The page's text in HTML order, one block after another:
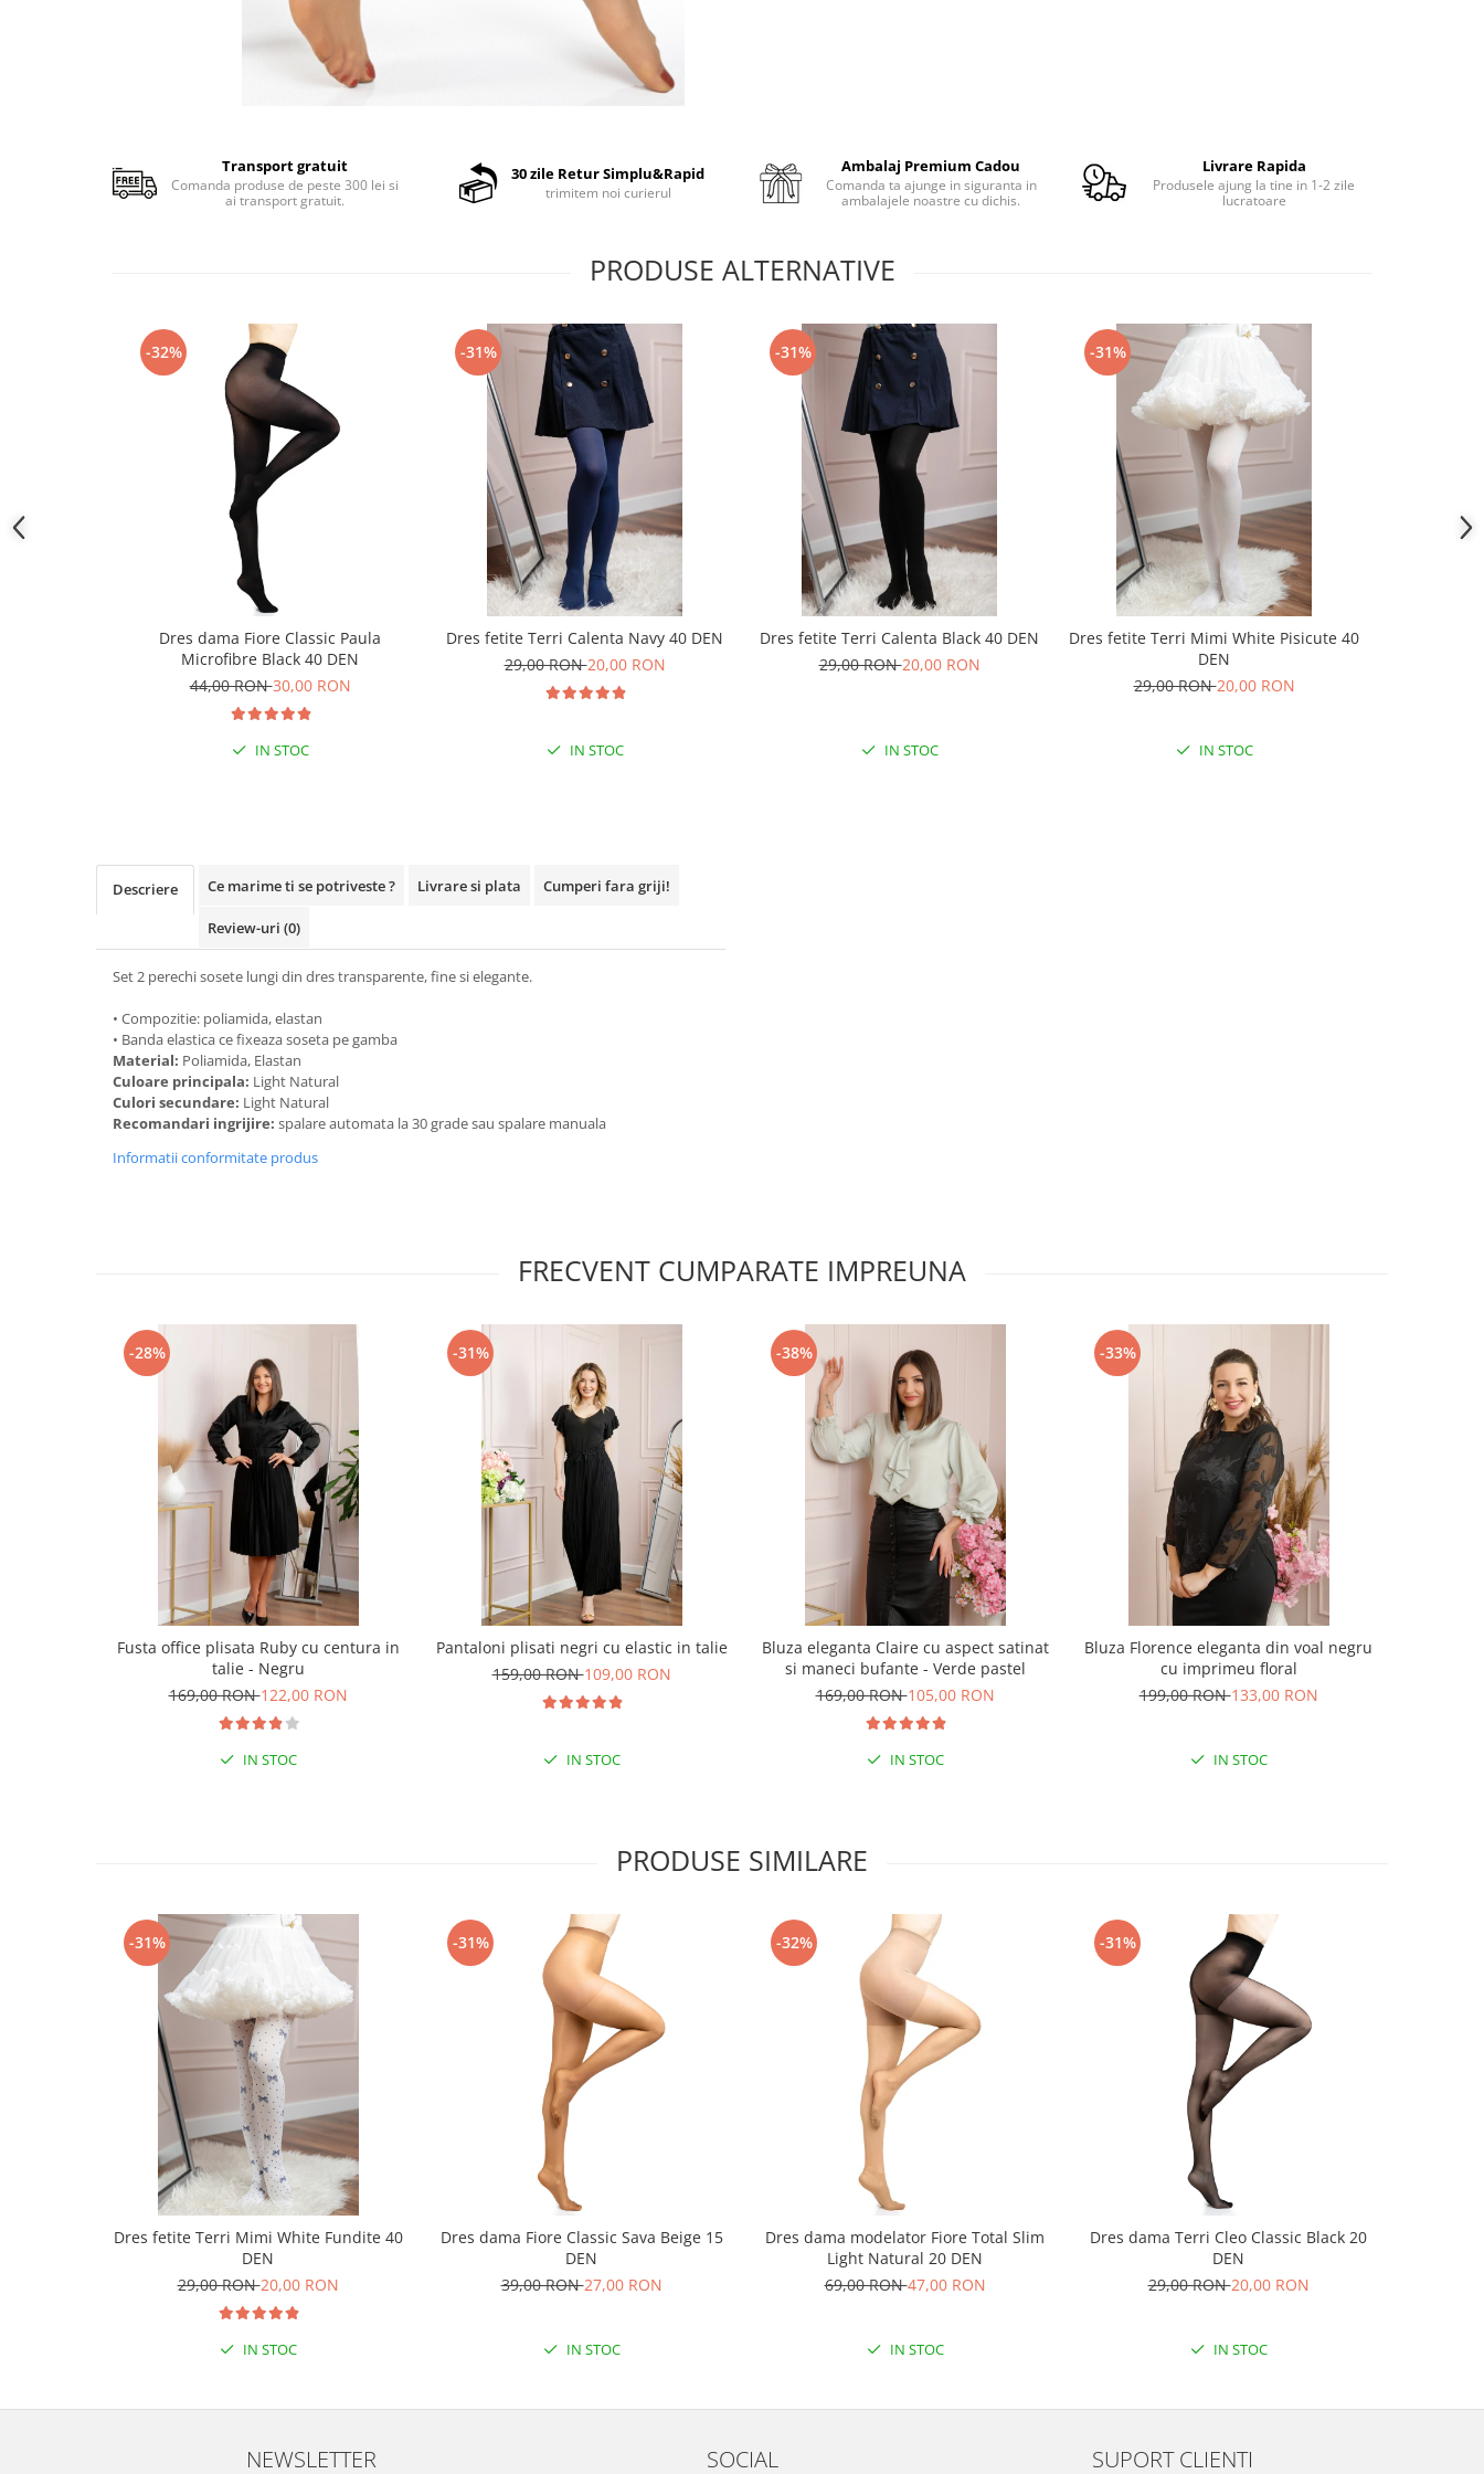
Transport gratuit
Comanda produse de peste 300 lei si
ai transport gratuit.
30 zile Retur Simplu&Rapid
trimitem noi curierul
Ambalaj Premium Cadou
Comanda ta ajunge in siguranta in
ambalajele noastre cu dichis.
Livrare Rapida
Produsele ajung la tine in 1-2 zile
lucratoare
PRODUSE ALTERNATIVE
-32%
Dres dama Fiore Classic Paula
Microfibre Black 40 DEN
44,00 RON30,00 RON
IN STOC
-31%
Dres fetite Terri Calenta Navy 40 DEN
29,00 RON20,00 RON
IN STOC
-31%
Dres fetite Terri Calenta Black 40 DEN
29,00 RON20,00 RON
IN STOC
-31%
Dres fetite Terri Mimi White Pisicute 40
DEN
29,00 RON20,00 RON
IN STOC
Descriere Ce marime ti se potriveste ? Livrare si plata Cumperi fara griji!
Review-uri (0)
Set 2 perechi sosete lungi din dres transparente, fine si elegante.
• Compozitie: poliamida, elastan
• Banda elastica ce fixeaza soseta pe gamba
Material: Poliamida, Elastan
Culoare principala: Light Natural
Culori secundare: Light Natural
Recomandari ingrijire: spalare automata la 30 grade sau spalare manuala
Informatii conformitate produs
FRECVENT CUMPARATE IMPREUNA
-28%
Fusta office plisata Ruby cu centura in
talie - Negru
169,00 RON122,00 RON
IN STOC
-31%
Pantaloni plisati negri cu elastic in talie
159,00 RON109,00 RON
IN STOC
-38%
Bluza eleganta Claire cu aspect satinat
si maneci bufante - Verde pastel
169,00 RON105,00 RON
IN STOC
-33%
Bluza Florence eleganta din voal negru
cu imprimeu floral
199,00 RON133,00 RON
IN STOC
PRODUSE SIMILARE
-31%
Dres fetite Terri Mimi White Fundite 40
DEN
29,00 RON20,00 RON
IN STOC
-31%
Dres dama Fiore Classic Sava Beige 15
DEN
39,00 RON27,00 RON
IN STOC
-32%
Dres dama modelator Fiore Total Slim
Light Natural 20 DEN
69,00 RON47,00 RON
IN STOC
-31%
Dres dama Terri Cleo Classic Black 20
DEN
29,00 RON20,00 RON
IN STOC
NEWSLETTER SOCIAL SUPORT CLIENTI